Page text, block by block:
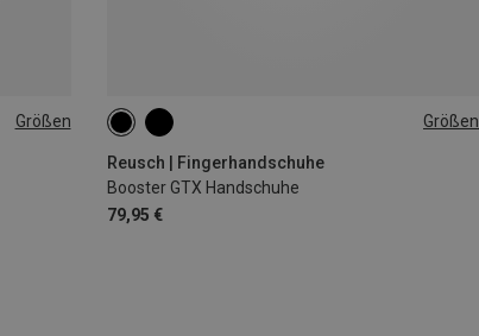
Größen Größen
Reusch | Fingerhandschuhe
Booster GTX Handschuhe
79,95 €
7 7.5